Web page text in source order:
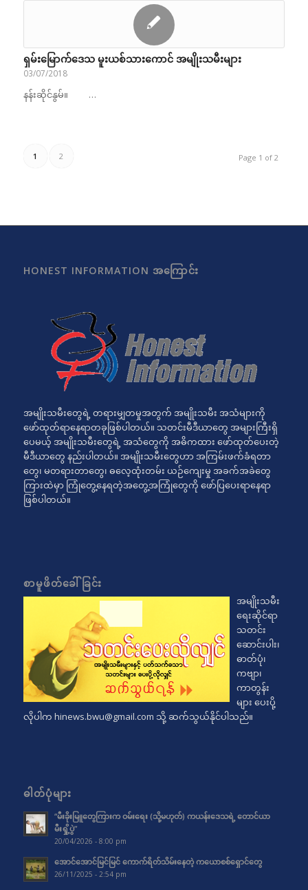
ရှမ်းမြောက်ဒေသ မူးယစ်သားကောင် အမျိုးသမီးများ
03/07/2018
နန်းဆိုင်နွမ်။ …
Page 1 of 2
1 2
HONEST INFORMATION အကြောင်း
အမျိုးသမီးတွေရဲ့ တရားမျှတမှုအတွက် အမျိုးသမီး အသံများကို
ဖော်ထုတ်ရာနေရာတခုဖြစ်ပါတယ်။ သတင်းမီဒီယာတွေ အများကြီးရှိ
ပေမယ့် အမျိုးသမီးတွေရဲ့ အသံတွေကို အဓိကထား ဖော်ထုတ်ပေးတဲ့
မီဒီယာတွေ နည်းပါတယ်။ အမျိုးသမီးတွေဟာ အကြမ်းဖက်ခံရတာ
တွေ၊ မတရားတာတွေ၊ ဓလေ့ထုံးတမ်း ယဉ်ကျေးမှု အခက်အခဲတွေ
ကြားထဲမှာ ကြုံတွေ့နေရတဲ့အတွေ့အကြုံတွေကို ဖော်ပြပေးရာနေရာ
ဖြစ်ပါတယ်။
စာမူဖိတ်ခေါ်ခြင်း
အမျိုးသမီး
ရေးဆိုင်ရာ
သတင်း
ဆောင်းပါး၊
ဓာတ်ပုံ၊
ကဗျာ၊
ကာတွန်း
များ ပေးပို့
လိုပါက hinews.bwu@gmail.com သို့ ဆက်သွယ်နိုင်ပါသည်။
ဓါတ်ပုံများ
“မီးခိုးမြူတွေကြားက ဝမ်းရေး (သို့မဟုတ်) ကယန်းဒေသရဲ့ တောင်ယာ
မီးရှို့ပွဲ”
20/04/2026 - 8:00 pm
အောင်အောင်မြင်မြင် ကောက်ရိတ်သိမ်းနေတဲ့ ကယောစစ်ရှောင်တွေ
26/11/2025 - 2:54 pm